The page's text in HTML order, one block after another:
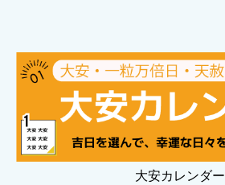
大安カレンダー